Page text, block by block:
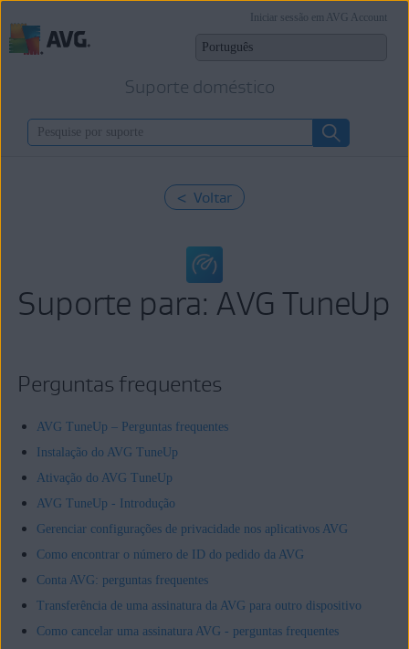
Suporte doméstico
Iniciar sessão em AVG Account
< Voltar
Suporte para: AVG TuneUp
Perguntas frequentes
AVG TuneUp – Perguntas frequentes
Instalação do AVG TuneUp
Ativação do AVG TuneUp
AVG TuneUp - Introdução
Gerenciar configurações de privacidade nos aplicativos AVG
Como encontrar o número de ID do pedido da AVG
Conta AVG: perguntas frequentes
Transferência de uma assinatura da AVG para outro dispositivo
Como cancelar uma assinatura AVG - perguntas frequentes